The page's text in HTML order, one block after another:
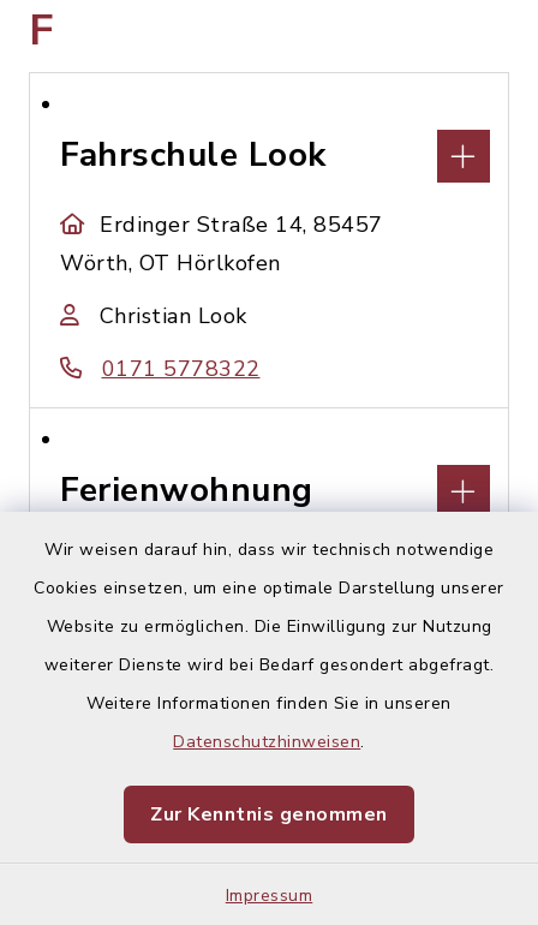
Wir weisen darauf hin, dass wir technisch notwendige
Cookies einsetzen, um eine optimale Darstellung unserer
Website zu ermöglichen. Die Einwilligung zur Nutzung
weiterer Dienste wird bei Bedarf gesondert abgefragt.
Weitere Informationen finden Sie in unseren
Datenschutzhinweisen.
Zur Kenntnis genommen
Impressum
F
Fahrschule Look
Erdinger Straße 14, 85457
Wörth, OT Hörlkofen
Christian Look
0171 5778322
Ferienwohnung
Hohenlindener Straße 44,
85457 Wörth, OT Hörlkofen
Stephan Lex
08122 229147
Financial Planing